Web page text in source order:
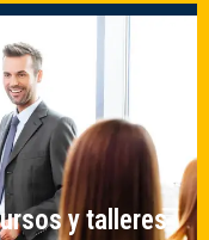
y talleres